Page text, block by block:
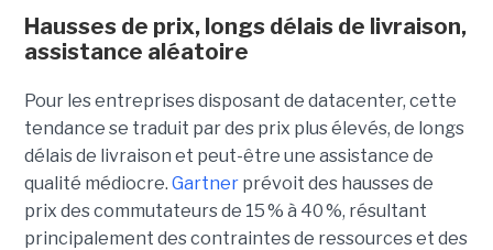
Hausses de prix, longs délais de livraison,
assistance aléatoire
Pour les entreprises disposant de datacenter, cette
tendance se traduit par des prix plus élevés, de longs
délais de livraison et peut-être une assistance de
qualité médiocre. Gartnerprévoit des hausses de
prix des commutateurs de 15 % à 40 %, résultant
principalement des contraintes de ressources et des